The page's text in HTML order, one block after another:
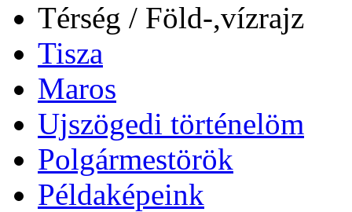
Térség / Föld-,vízrajz
Tisza
Maros
Ujszögedi történelöm
Polgármestörök
Példaképeink